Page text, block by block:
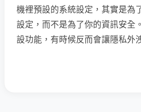
機裡預設的系統設定，其實是為
設定，而不是為了你的資訊安全
設功能，有時候反而會讓隱私外